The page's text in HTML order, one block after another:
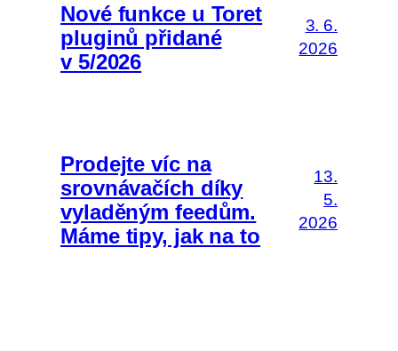
Nové funkce u Toret
pluginů přidané
v 5/2026
3. 6.
2026
Prodejte víc na
srovnávačích díky
vyladěným feedům.
Máme tipy, jak na to
13.
5.
2026